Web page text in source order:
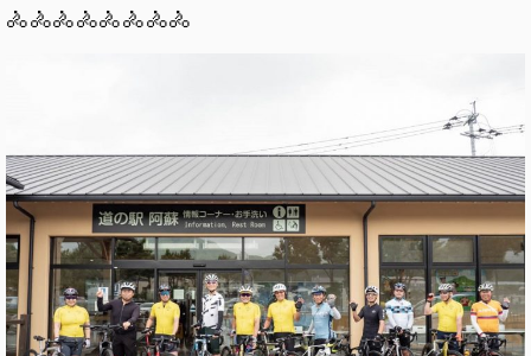
🚴🚴🚴🚴🚴🚴🚴🚴